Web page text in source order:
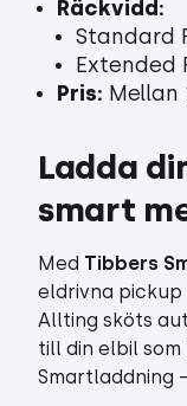
Räckvidd:
Standard
Extended
Pris: Mellan
Ladda
smart
Med Tibbers
eldrivna pickup
Allting sköts
till din elbil
Smartladdning